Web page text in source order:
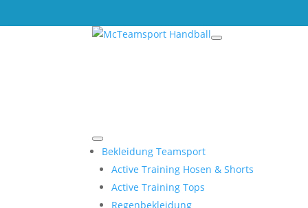
Bekleidung Teamsport
Active Training Hosen & Shorts
Active Training Tops
Regenbekleidung